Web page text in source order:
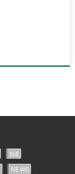
ISE
NEWS